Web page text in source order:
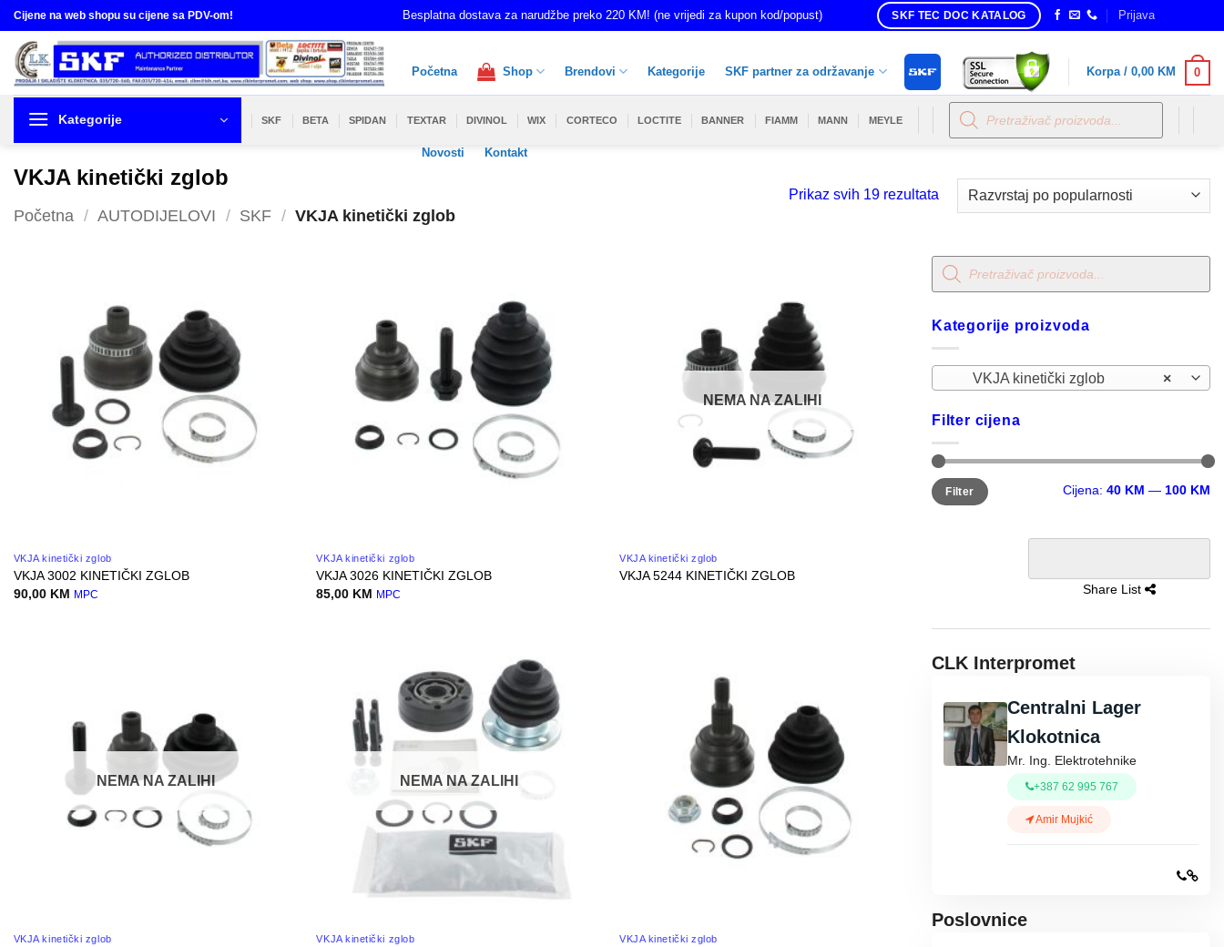
Skip
to
content
Cijene na web shopu su cijene sa PDV-om! Besplatna dostava za narudžbe preko 220 KM! (ne vrijedi za kupon kod/popust) SKF TEC DOC KATALOG Prijava
Početna Shop Brendovi Kategorije SKF partner za održavanje
Novosti Kontakt
Korpa / 0,00 KM 0
Kategorije SKF BETA SPIDAN TEXTAR DIVINOL WIX CORTECO LOCTITE BANNER FIAMM MANN MEYLE
Products
search
VKJA kinetički zglob
Početna / AUTODIJELOVI / SKF / VKJA kinetički zglob
Prikaz svih 19 rezultataSorted
VKJA kinetički zglob
VKJA 3002 KINETIČKI ZGLOB
90,00 KM MPC
VKJA kinetički zglob
VKJA 3026 KINETIČKI ZGLOB
85,00 KM MPC
NEMA NA ZALIHI
VKJA kinetički zglob
VKJA 5244 KINETIČKI ZGLOB
NEMA NA ZALIHI
VKJA kinetički zglob
NEMA NA ZALIHI
VKJA kinetički zglob VKJA kinetički zglob
Products
search
Kategorije proizvoda
×
VKJA kinetički zglob
Filter cijena
Minimalna
cijena
Maksimalna
cijena
Filter Cijena: 40 KM — 100 KM
Share List
CLK Interpromet
Centralni Lager
Klokotnica
Mr. Ing. Elektrotehnike
+387 62 995 767
Amir Mujkić
Poslovnice